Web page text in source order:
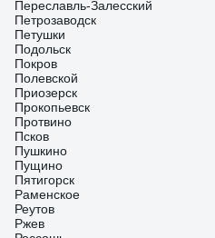
Переславль-Залесский
Петрозаводск
Петушки
Подольск
Покров
Полевской
Приозерск
Прокопьевск
Протвино
Псков
Пушкино
Пущино
Пятигорск
Раменское
Реутов
Ржев